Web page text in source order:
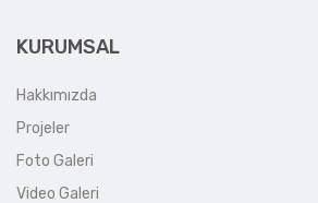
KURUMSAL
Hakkımızda
Projeler
Foto Galeri
Video Galeri